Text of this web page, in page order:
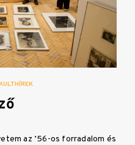
az ’56-os forradalom és